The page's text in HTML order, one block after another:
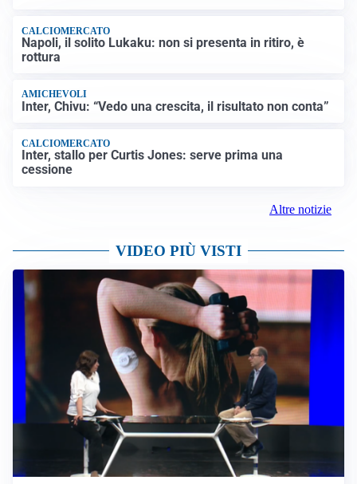
CALCIOMERCATO
Napoli, il solito Lukaku: non si presenta in ritiro, è
rottura
AMICHEVOLI
Inter, Chivu: “Vedo una crescita, il risultato non conta”
CALCIOMERCATO
Inter, stallo per Curtis Jones: serve prima una
cessione
Altre notizie
VIDEO PIÙ VISTI